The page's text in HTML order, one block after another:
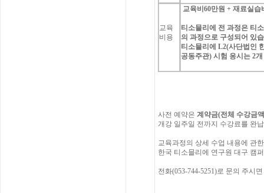
교육
비용
교육비60만원 +재료실습
티소믈리에 전 과정은 티
의 과정으로 구성되어 있
티소믈리에 L2(사단법인
공동주관)시험 응시는 2개
사전 예약은 계약금(전체 수강금
개강 일주일 전까지 수강료를 완
교육과정의 상세 수업 내용에 관한
한국 티소믈리에 연구원 대구 캠
전화(053-744-5251)로 문의 주시면